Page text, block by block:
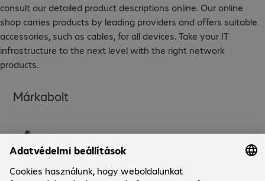
consult our detailed product descriptions online. Our online
shop carries products by leading providers and offers suitable
accessories, such as cables, for all devices. Take your IT
infrastructure to the next level with the right network
products.
Márkabolt